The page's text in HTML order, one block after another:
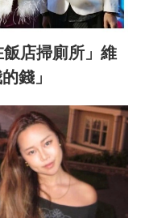
店掃廁所」維
錢」